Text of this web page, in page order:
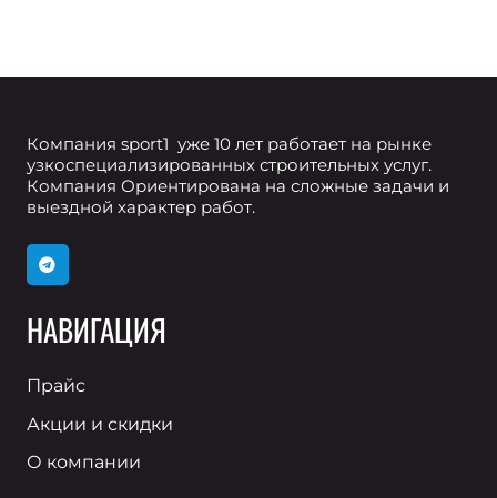
Компания sport1 уже 10 лет работает на рынке
узкоспециализированных строительных услуг.
Компания Ориентирована на сложные задачи и
выездной характер работ.
НАВИГАЦИЯ
Прайс
Акции и скидки
О компании